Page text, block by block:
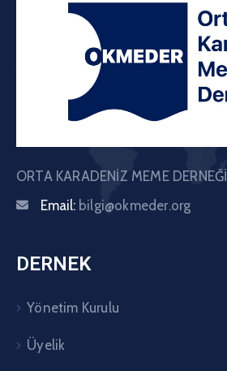
ORTA KARADENİZ MEME DERNEĞİ
Email: bilgi@okmeder.org
DERNEK
Yönetim Kurulu
Üyelik